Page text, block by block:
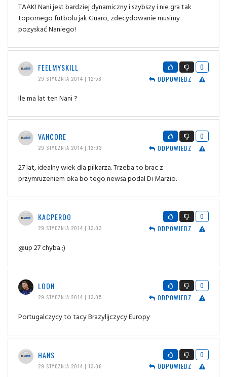
TAAK! Nani jest bardziej dynamiczny i szybszy i nie gra tak
topornego futbolu jak Guaro, zdecydowanie musimy
pozyskać Naniego!
FEELMYSKILL
29 STYCZNIA 2014 | 12:58
0
ODPOWIEDZ
Ile ma lat ten Nani ?
VANCORE
29 STYCZNIA 2014 | 13:03
0
ODPOWIEDZ
27 lat, idealny wiek dla pilkarza. Trzeba to brac z
przymruzeniem oka bo tego newsa podal Di Marzio.
KACPEROO
29 STYCZNIA 2014 | 13:03
0
ODPOWIEDZ
@up 27 chyba ;)
LOON
29 STYCZNIA 2014 | 13:05
0
ODPOWIEDZ
Portugalczycy to tacy Brazylijczycy Europy
HANS
29 STYCZNIA 2014 | 13:06
0
ODPOWIEDZ